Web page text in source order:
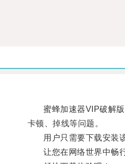
蜜蜂加速器VIP破解版
卡顿、掉线等问题。
用户只需要下载安装该
让您在网络世界中畅行